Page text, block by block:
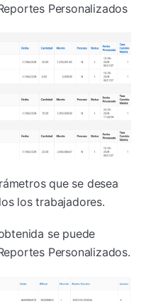
Personalizados
que se desea
los trabajadores.
se puede
Personalizados.